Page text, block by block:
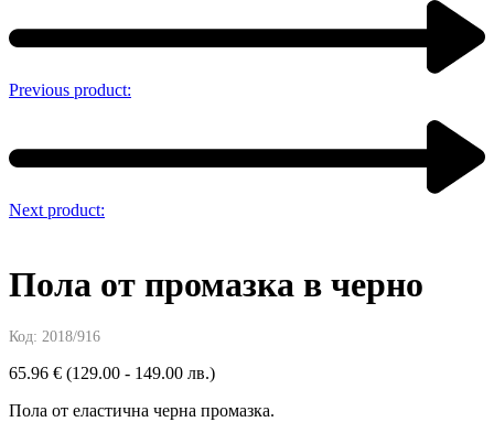
Previous product:
Next product:
Пола от промазка в черно
Код: 2018/916
65.96 € (129.00 - 149.00 лв.)
Пола от еластична черна промазка.